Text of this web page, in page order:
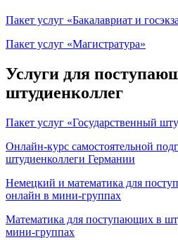
Пакет услуг «Бакалавриат и
Пакет услуг «Магистратура»
Услуги для
штудиенколлег
Пакет услуг «Государственный
Онлайн-курс самостоятельной
штудиенколлеги Германии
Немецкий и математика для
онлайн в мини-группах
Математика для поступающих в
мини-группах